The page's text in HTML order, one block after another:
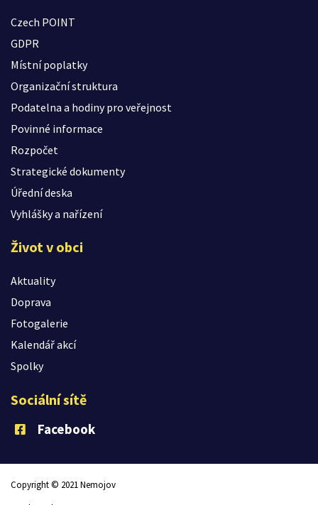
Czech POINT
GDPR
Místní poplatky
Organizační struktura
Podatelna a hodiny pro veřejnost
Povinné informace
Rozpočet
Strategické dokumenty
Úřední deska
Vyhlášky a nařízení
Život v obci
Aktuality
Doprava
Fotogalerie
Kalendář akcí
Spolky
Sociální sítě
Facebook
Copyright © 2021 Nemojov